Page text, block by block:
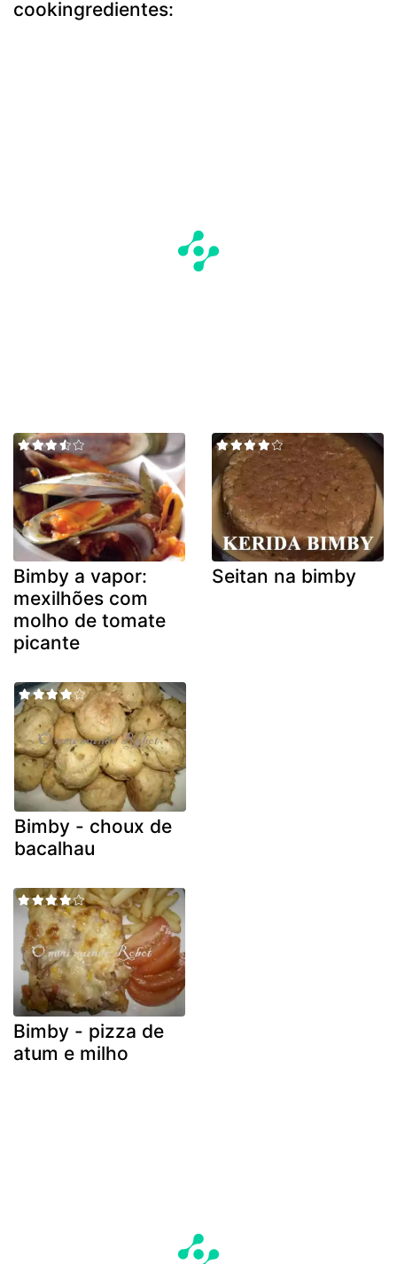
cookingredientes:
Bimby a vapor:
mexilhões com
molho de tomate
picante
Seitan na bimby
Bimby - choux de
bacalhau
Bimby - pizza de
atum e milho